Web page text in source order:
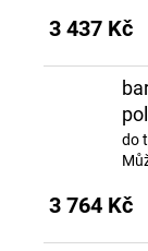
3 437 Kč
do
3 764 Kč